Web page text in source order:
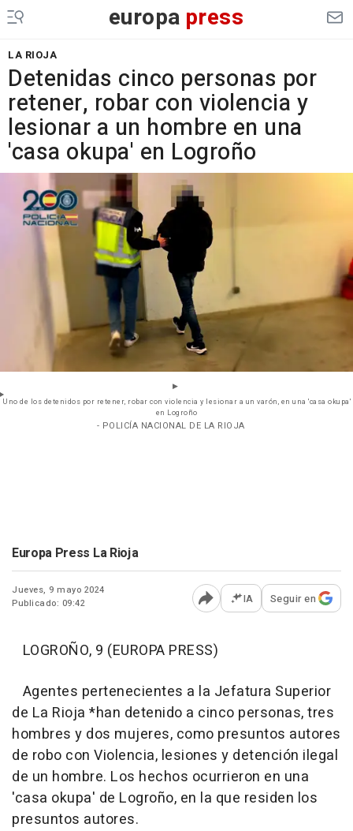
europa press
LA RIOJA
Detenidas cinco personas por
retener, robar con violencia y
lesionar a un hombre en una
'casa okupa' en Logroño
Uno de los detenidos por retener, robar con violencia y lesionar a un varón, en una 'casa okupa'
en Logroño
- POLICÍA NACIONAL DE LA RIOJA
Europa Press La Rioja
Jueves, 9 mayo 2024
Publicado: 09:42
Abrir opciones para
IA Seguir en
LOGROÑO, 9 (EUROPA PRESS)
Agentes pertenecientes a la Jefatura Superior
de La Rioja *han detenido a cinco personas, tres
hombres y dos mujeres, como presuntos autores
de robo con Violencia, lesiones y detención ilegal
de un hombre. Los hechos ocurrieron en una
'casa okupa' de Logroño, en la que residen los
presuntos autores.